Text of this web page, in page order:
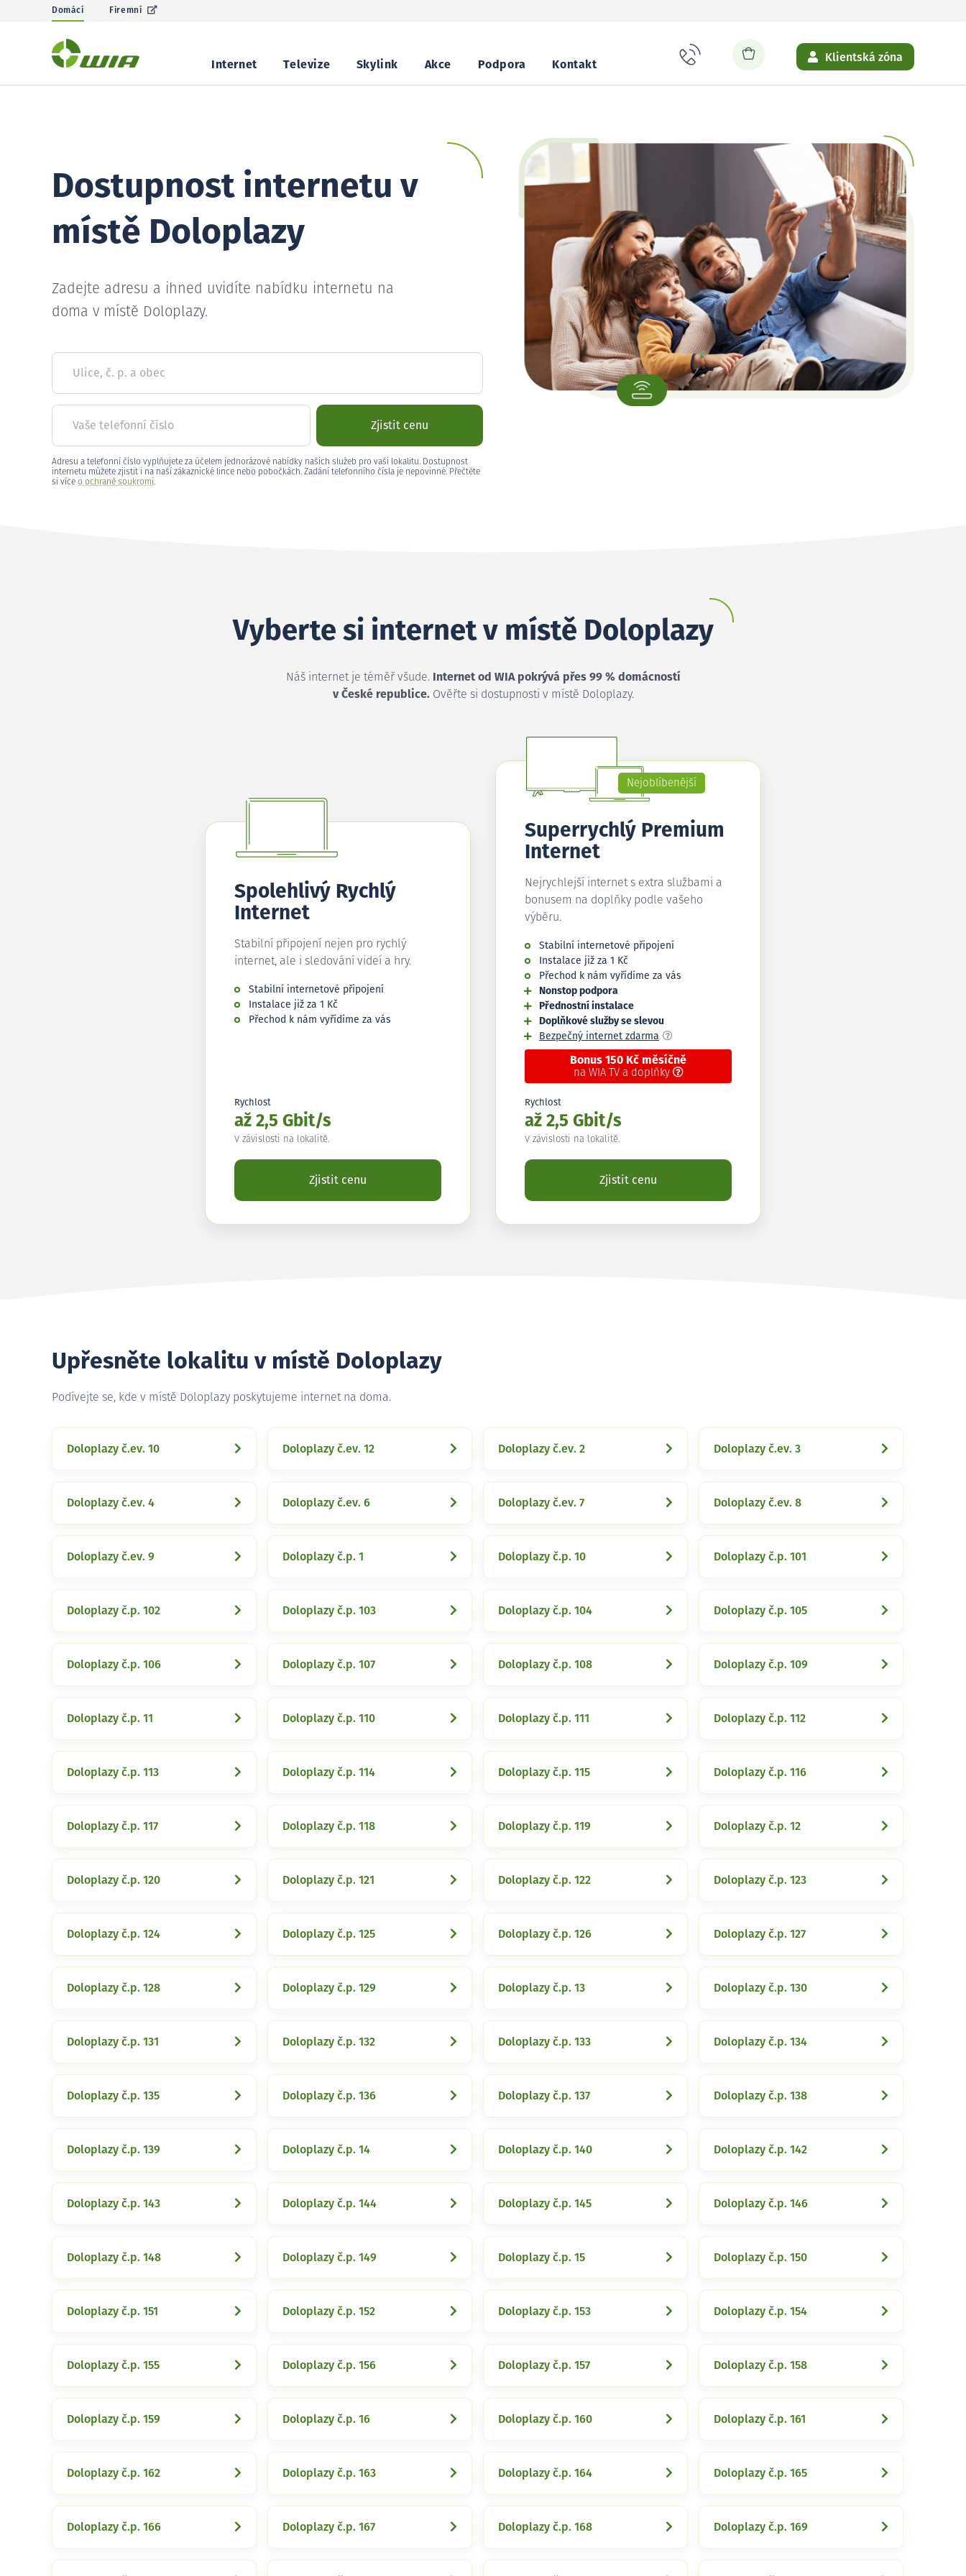
Domácí Firemní
Internet Televize Skylink Akce Podpora Kontakt
Klientská zóna
Dostupnost internetu v
místě Doloplazy
Zadejte adresu a ihned uvidíte nabídku internetu na
doma v místě Doloplazy.
Ulice, č. p. a obec
Vaše telefonní číslo Zjistit cenu
Adresu a telefonní číslo vyplňujete za účelem jednorázové nabídky našich služeb pro vaši lokalitu. Dostupnost
internetu můžete zjistit i na naší zákaznické lince nebo pobočkách. Zadání telefonního čísla je nepovinné. Přečtěte
si více o ochraně soukromí.
Vyberte si internet v místě Doloplazy
Náš internet je téměř všude.
Internet od WIA pokrývá přes 99 % domácností
v České republice.Ověřte si dostupnosti v místě Doloplazy.
Spolehlivý Rychlý
Internet
Stabilní připojení nejen pro rychlý
internet, ale i sledování videí a hry.
Stabilní internetové připojení
Instalace již za 1 Kč
Přechod k nám vyřídíme za vás
Rychlost
až 2,5 Gbit/s
V závislosti na lokalitě.
Zjistit cenu
Nejoblíbenější
Superrychlý Premium
Internet
Nejrychlejší internet s extra službami a
bonusem na doplňky podle vašeho
výběru.
Stabilní internetové připojení
Instalace již za 1 Kč
Přechod k nám vyřídíme za vás
Nonstop podpora
Přednostní instalace
Doplňkové služby se slevou
Bezpečný internet zdarma
Bonus 150 Kč měsíčně
na WIA TV a doplňky
Rychlost
až 2,5 Gbit/s
V závislosti na lokalitě.
Zjistit cenu
Upřesněte lokalitu v místě Doloplazy
Podívejte se, kde v místě Doloplazy poskytujeme internet na doma.
Doloplazy č.ev. 10 Doloplazy č.ev. 12 Doloplazy č.ev. 2 Doloplazy č.ev. 3
Doloplazy č.ev. 4 Doloplazy č.ev. 6 Doloplazy č.ev. 7 Doloplazy č.ev. 8
Doloplazy č.ev. 9 Doloplazy č.p. 1 Doloplazy č.p. 10 Doloplazy č.p. 101
Doloplazy č.p. 102 Doloplazy č.p. 103 Doloplazy č.p. 104 Doloplazy č.p. 105
Doloplazy č.p. 106 Doloplazy č.p. 107 Doloplazy č.p. 108 Doloplazy č.p. 109
Doloplazy č.p. 11 Doloplazy č.p. 110 Doloplazy č.p. 111 Doloplazy č.p. 112
Doloplazy č.p. 113 Doloplazy č.p. 114 Doloplazy č.p. 115 Doloplazy č.p. 116
Doloplazy č.p. 117 Doloplazy č.p. 118 Doloplazy č.p. 119 Doloplazy č.p. 12
Doloplazy č.p. 120 Doloplazy č.p. 121 Doloplazy č.p. 122 Doloplazy č.p. 123
Doloplazy č.p. 124 Doloplazy č.p. 125 Doloplazy č.p. 126 Doloplazy č.p. 127
Doloplazy č.p. 128 Doloplazy č.p. 129 Doloplazy č.p. 13 Doloplazy č.p. 130
Doloplazy č.p. 131 Doloplazy č.p. 132 Doloplazy č.p. 133 Doloplazy č.p. 134
Doloplazy č.p. 135 Doloplazy č.p. 136 Doloplazy č.p. 137 Doloplazy č.p. 138
Doloplazy č.p. 139 Doloplazy č.p. 14 Doloplazy č.p. 140 Doloplazy č.p. 142
Doloplazy č.p. 143 Doloplazy č.p. 144 Doloplazy č.p. 145 Doloplazy č.p. 146
Doloplazy č.p. 148 Doloplazy č.p. 149 Doloplazy č.p. 15 Doloplazy č.p. 150
Doloplazy č.p. 151 Doloplazy č.p. 152 Doloplazy č.p. 153 Doloplazy č.p. 154
Doloplazy č.p. 155 Doloplazy č.p. 156 Doloplazy č.p. 157 Doloplazy č.p. 158
Doloplazy č.p. 159 Doloplazy č.p. 16 Doloplazy č.p. 160 Doloplazy č.p. 161
Doloplazy č.p. 162 Doloplazy č.p. 163 Doloplazy č.p. 164 Doloplazy č.p. 165
Doloplazy č.p. 166 Doloplazy č.p. 167 Doloplazy č.p. 168 Doloplazy č.p. 169